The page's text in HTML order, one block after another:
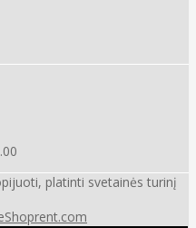
platinti svetainės turinį